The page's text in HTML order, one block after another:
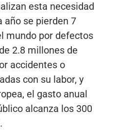
esta necesidad
año se pierden 7
mundo por defectos
2.8 millones de
accidentes o
con su labor, y
el gasto anual
alcanza los 300